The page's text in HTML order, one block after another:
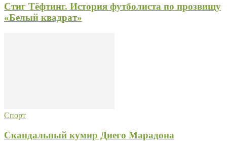
Стиг Тёфтинг. История футболиста по прозвищу
«Белый квадрат»
Спорт
Скандальный кумир Диего Марадона